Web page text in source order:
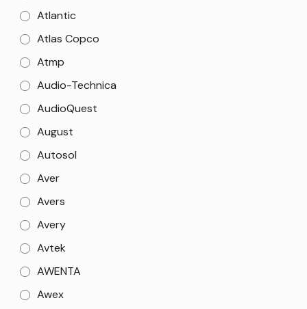
Atlantic
Atlas Copco
Atmp
Audio-Technica
AudioQuest
August
Autosol
Aver
Avers
Avery
Avtek
AWENTA
Awex